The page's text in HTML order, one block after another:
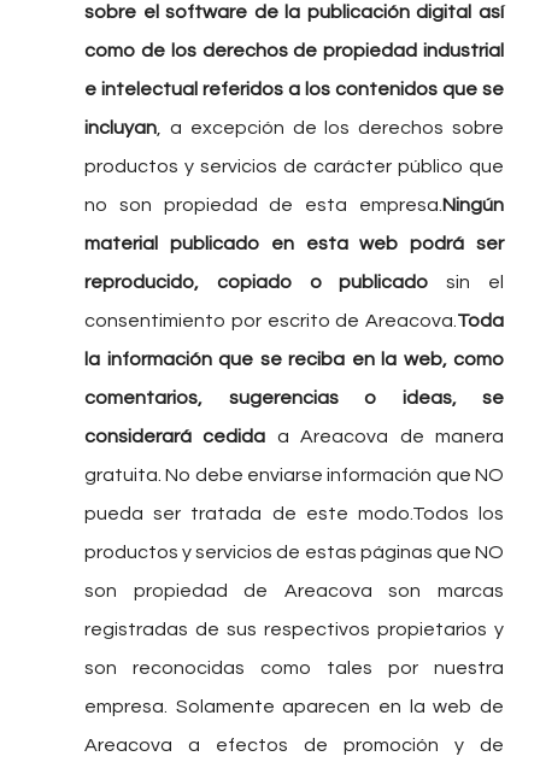
sobre el software de la publicación digital así
como de los derechos de propiedad industrial
e intelectual referidos a los contenidos que se
incluyan , a excepción de los derechos sobre
productos y servicios de carácter público que
no son propiedad de esta empresa. Ningún
material publicado en esta web podrá ser
reproducido, copiado o publicado sin el
consentimiento por escrito de Areacova. Toda
la información que se reciba en la web, como
comentarios, sugerencias o ideas, se
considerará cedida a Areacova de manera
gratuita. No debe enviarse información que NO
pueda ser tratada de este modo.Todos los
productos y servicios de estas páginas que NO
son propiedad de Areacova son marcas
registradas de sus respectivos propietarios y
son reconocidas como tales por nuestra
empresa. Solamente aparecen en la web de
Areacova a efectos de promoción y de